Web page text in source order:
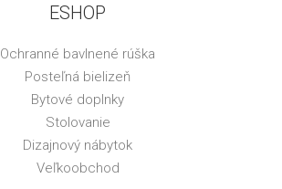
ESHOP
Ochranné bavlnené rúška
Posteľná bielizeň
Bytové doplnky
Stolovanie
Dizajnový nábytok
Veľkoobchod